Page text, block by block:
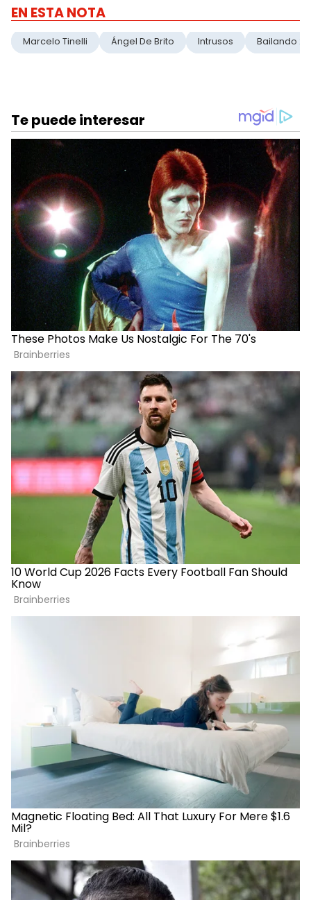
EN ESTA NOTA
Marcelo Tinelli Ángel De Brito Intrusos Bailando